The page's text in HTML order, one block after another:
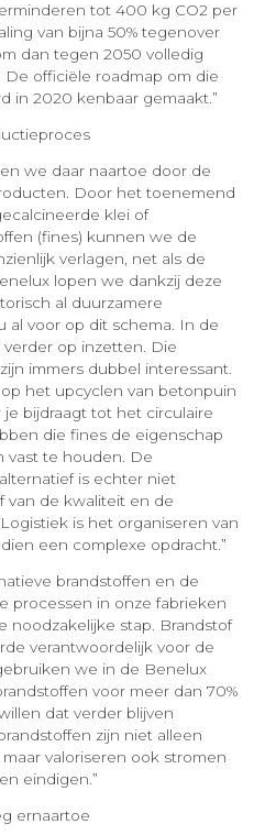
tot 400 kg CO2 per
van bijna 50% tegenover
dan tegen 2050 volledig
De officiële roadmap om die
in 2020 kenbaar gemaakt.”
we daar naartoe door de
Door het toenemend
klei of
(fines) kunnen we de
verlagen, net als de
lopen we dankzij deze
al duurzamere
voor op dit schema. In de
op inzetten. Die
immers dubbel interessant.
het upcyclen van betonpuin
bijdraagt tot het circulaire
die fines de eigenschap
vast te houden. De
is echter niet
van de kwaliteit en de
is het organiseren van
een complexe opdracht.”
brandstoffen en de
processen in onze fabrieken
noodzakelijke stap. Brandstof
verantwoordelijk voor de
we in de Benelux
voor meer dan 70%
dat verder blijven
zijn niet alleen
valoriseren ook stromen
eindigen.”
ernaartoe